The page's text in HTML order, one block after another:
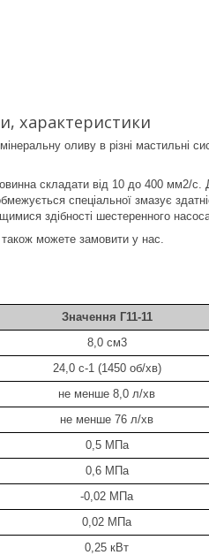
характеристики
оливу в різні мастильні
складати від 10 до 400 мм2/с.
спеціальної змазує
здібності шестеренного
також можете замовити у нас.
Значення Г11-11
8,0 см3
24,0 с-1 (1450 об/хв)
не менше 8,0 л/хв
не менше 76 л/хв
0,5 МПа
0,6 МПа
-0,02 МПа
0,02 МПа
0,25 кВт